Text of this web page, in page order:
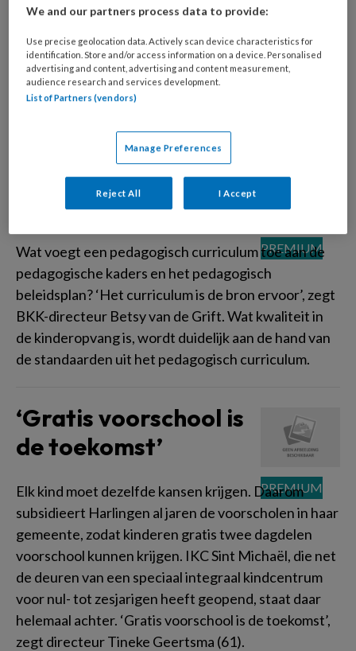
driedelige serie laten we zien welke keuzes
gemeenten in samenwerking met
peuterspeelzaalwerk en kinderopvang maken en
welke lessen hieruit te trekken zijn. Deel 3:
Eindhoven en Arnhem geven ouders keuzevrijheid
Het pedagogisch
curriculum
Wat voegt een pedagogisch curriculum toe aan de
pedagogische kaders en het pedagogisch
beleidsplan? ‘Het curriculum is de bron ervoor’, zegt
BKK-directeur Betsy van de Grift. Wat kwaliteit in
de kinderopvang is, wordt duidelijk aan de hand van
de standaarden uit het pedagogisch curriculum.
‘Gratis voorschool is
de toekomst’
Elk kind moet dezelfde kansen krijgen. Daarom
subsidieert Harlingen al jaren de voorscholen in haar
gemeente, zodat kinderen gratis twee dagdelen
voorschool kunnen krijgen. IKC Sint Michaël, die net
de deuren van een speciaal integraal kindcentrum
voor nul- tot zesjarigen heeft geopend, staat daar
helemaal achter. ‘Gratis voorschool is de toekomst’,
zegt directeur Tineke Geertsma (61).
We and our partners process data to provide:
Use precise geolocation data. Actively scan device characteristics for
identification. Store and/or access information on a device. Personalised
advertising and content, advertising and content measurement,
audience research and services development.
List of Partners (vendors)
Manage Preferences
Reject All I Accept